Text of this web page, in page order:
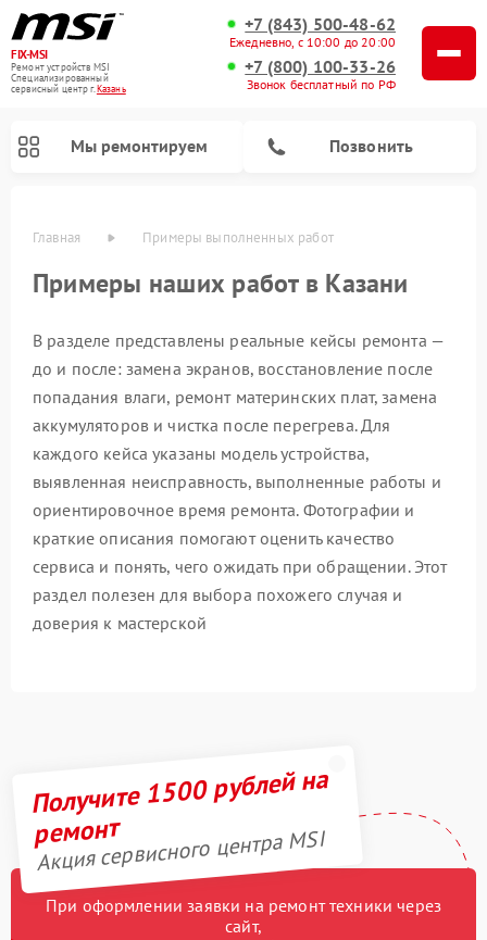
FIX-MSI
Ремонт устройств MSI
Специализированный
cервисный центр г.Казань
+7 (843) 500-48-62
Ежедневно, с 10:00 до 20:00
+7 (800) 100-33-26
Звонок бесплатный по РФ
Мы ремонтируем Позвонить
Главная Примеры выполненных работ
Примеры наших работ в Казани
В разделе представлены реальные кейсы ремонта —
до и после: замена экранов, восстановление после
попадания влаги, ремонт материнских плат, замена
аккумуляторов и чистка после перегрева. Для
каждого кейса указаны модель устройства,
выявленная неисправность, выполненные работы и
ориентировочное время ремонта. Фотографии и
краткие описания помогают оценить качество
сервиса и понять, чего ожидать при обращении. Этот
раздел полезен для выбора похожего случая и
доверия к мастерской
Получите 1500 рублей на
ремонт
Акция сервисного центра MSI
При оформлении заявки на ремонт техники через
сайт,